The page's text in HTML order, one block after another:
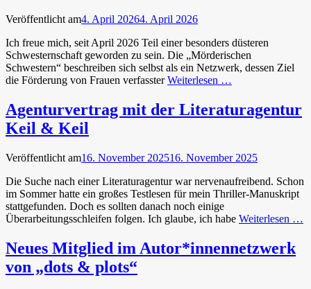
Veröffentlicht am4. April 20264. April 2026
Ich freue mich, seit April 2026 Teil einer besonders düsteren
Schwesternschaft geworden zu sein. Die „Mörderischen
Schwestern“ beschreiben sich selbst als ein Netzwerk, dessen Ziel
die Förderung von Frauen verfassterWeiterlesen …
Agenturvertrag mit der Literaturagentur
Keil & Keil
Veröffentlicht am16. November 202516. November 2025
Die Suche nach einer Literaturagentur war nervenaufreibend. Schon
im Sommer hatte ein großes Testlesen für mein Thriller-Manuskript
stattgefunden. Doch es sollten danach noch einige
Überarbeitungsschleifen folgen. Ich glaube, ich habe Weiterlesen …
Neues Mitglied im Autor*innennetzwerk
von „dots & plots“